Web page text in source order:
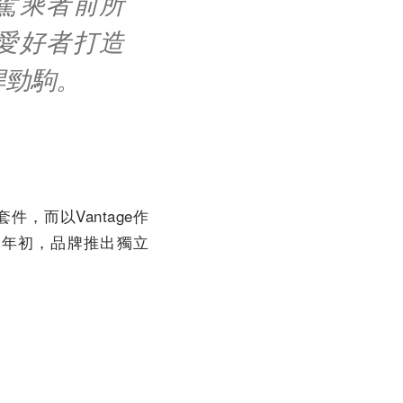
好者打造
駒。
件，而以Vantage作
初，品牌推出獨立